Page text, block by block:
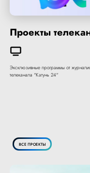
Проекты
Эксклюзивные программы от
телеканала "Катунь 24"
ВСЕ ПРОЕКТЫ